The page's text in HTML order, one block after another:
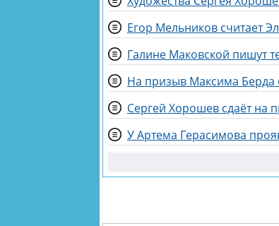
Егор Мельников считает
Галине Маковской пишут
На призыв Максима Берда
Сергей Хорошев сдаёт на